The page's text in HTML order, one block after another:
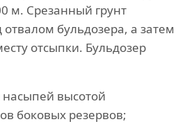
м. Срезанный грунт
отвалом бульдозера, а затем
отсыпки. Бульдозер
высотой
боковых резервов;